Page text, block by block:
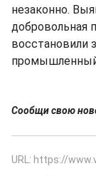
незаконно.
добровольная
восстановили
промышленный
Сообщи свою
URL: https://